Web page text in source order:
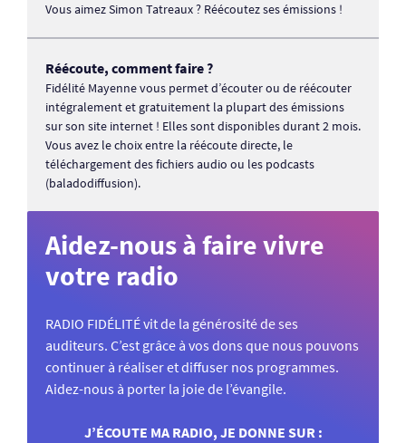
Vous aimez Simon Tatreaux ? Réécoutez ses émissions !
Réécoute, comment faire ?
Fidélité Mayenne vous permet d’écouter ou de réécouter
intégralement et gratuitement la plupart des émissions
sur son site internet ! Elles sont disponibles durant 2 mois.
Vous avez le choix entre la réécoute directe, le
téléchargement des fichiers audio ou les podcasts
(baladodiffusion).
Aidez-nous à faire vivre
votre radio
RADIO FIDÉLITÉ vit de la générosité de ses
auditeurs. C’est grâce à vos dons que nous pouvons
continuer à réaliser et diffuser nos programmes.
Aidez-nous à porter la joie de l’évangile.
J’ÉCOUTE MA RADIO, JE DONNE SUR :